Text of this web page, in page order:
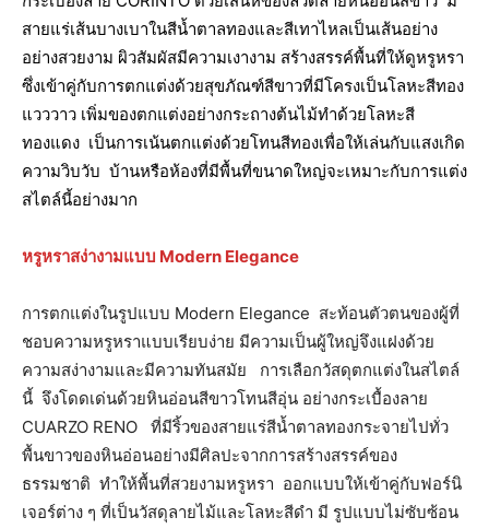
สายแร่เส้นบางเบาในสีน้ำตาลทองและสีเทาไหลเป็นเส้นอย่าง
อย่างสวยงาม ผิวสัมผัสมีความเงางาม สร้างสรรค์พื้นที่ให้ดูหรูหรา
ซึ่งเข้าคู่กับการตกแต่งด้วยสุขภัณฑ์สีขาวที่มีโครงเป็นโลหะสีทอง
แวววาว เพิ่มของตกแต่งอย่างกระถางต้นไม้ทำด้วยโลหะสี
ทองแดง เป็นการเน้นตกแต่งด้วยโทนสีทองเพื่อให้เล่นกับแสงเกิด
ความวิบวับ บ้านหรือห้องที่มีพื้นที่ขนาดใหญ่จะเหมาะกับการแต่ง
สไตล์นี้อย่างมาก
หรูหราสง่างามแบบ Modern Elegance
การตกแต่งในรูปแบบ Modern Elegance สะท้อนตัวตนของผู้ที่
ชอบความหรูหราแบบเรียบง่าย มีความเป็นผู้ใหญ่จึงแฝงด้วย
ความสง่างามและมีความทันสมัย การเลือกวัสดุตกแต่งในสไตล์
นี้ จึงโดดเด่นด้วยหินอ่อนสีขาวโทนสีอุ่น อย่างกระเบื้องลาย
CUARZO RENO ที่มีริ้วของสายแร่สีน้ำตาลทองกระจายไปทั่ว
พื้นขาวของหินอ่อนอย่างมีศิลปะจากการสร้างสรรค์ของ
ธรรมชาติ ทำให้พื้นที่สวยงามหรูหรา ออกแบบให้เข้าคู่กับฟอร์นิ
เจอร์ต่าง ๆ ที่เป็นวัสดุลายไม้และโลหะสีดำ มี รูปแบบไม่ซับซ้อน